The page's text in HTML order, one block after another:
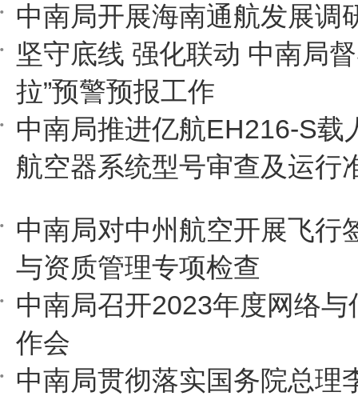
中南局开展海南通航发展调
坚守底线 强化联动 中南局
拉”预警预报工作
中南局推进亿航EH216-S载
航空器系统型号审查及运行
中南局对中州航空开展飞行
与资质管理专项检查
中南局召开2023年度网络与
作会
中南局贯彻落实国务院总理